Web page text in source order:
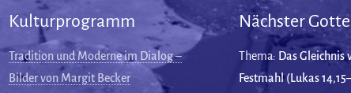
Kulturprogramm
Tradition und Moderne im Dialog –
Bilder von Margit Becker
Nächster
Thema: Das Gleichnis
Festmahl (Lukas